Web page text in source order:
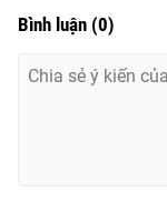
Bình luận (0)